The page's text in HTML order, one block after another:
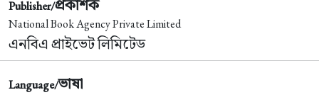
Publisher/প্রকাশক
National Book Agency Private Limited
এনবিএ প্রাইভেট লিমিটেড
Language/ভাষা